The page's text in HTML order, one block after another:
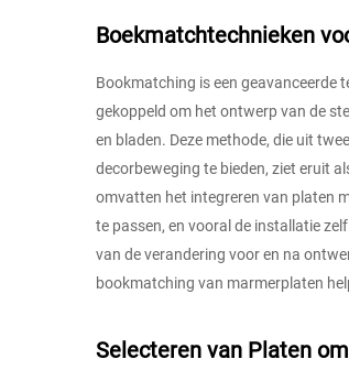
Boekmatchtechnieken
Bookmatching is een geavanceerde
gekoppeld om het ontwerp van de
en bladen. Deze methode, die uit
decorbeweging te bieden, ziet eruit
omvatten het integreren van platen
te passen, en vooral de installatie
van de verandering voor en na
bookmatching van marmerplaten
Selecteren van Platen